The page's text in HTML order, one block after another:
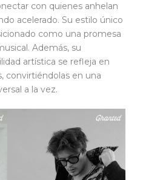
con quienes anhelan
acelerado. Su estilo único
como una promesa
Además, su
artística se refleja en
convirtiéndolas en una
a la vez.